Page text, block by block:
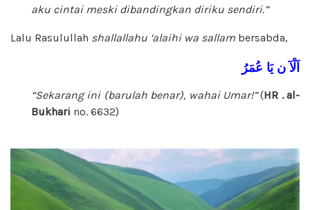
aku cintai meski dibandingkan diriku sendiri.”
Lalu Rasulullah shallallahu ‘alaihi wa sallam bersabda,
اَلْآ ن يَا عُمَرُ
“Sekarang ini (barulah benar), wahai Umar!”(HR . al-
Bukhari no. 6632)